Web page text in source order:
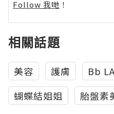
Follow 我哋 ！
相關話題
美容 護膚
Bb
蝴蝶結姐姐
胎盤素